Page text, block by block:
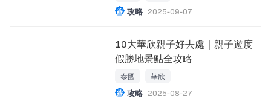
攻略 2025-09-07
10大華欣親子好去處｜親子遊度
假勝地景點全攻略
泰國 華欣
攻略 2025-08-27